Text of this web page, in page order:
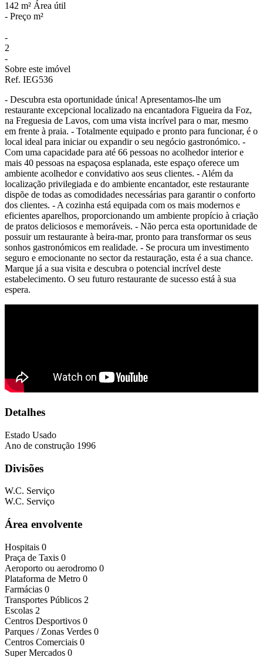
142 m² Área útil
- Preço m²
-
2
-
Sobre este imóvel
Ref. IEG536
- Descubra esta oportunidade única! Apresentamos-lhe um
restaurante excepcional localizado na encantadora Figueira da Foz,
na Freguesia de Lavos, com uma vista incrível para o mar, mesmo
em frente à praia. - Totalmente equipado e pronto para funcionar, é o
local ideal para iniciar ou expandir o seu negócio gastronómico. -
Com uma capacidade para até 66 pessoas no acolhedor interior e
mais 40 pessoas na espaçosa esplanada, este espaço oferece um
ambiente acolhedor e convidativo aos seus clientes. - Além da
localização privilegiada e do ambiente encantador, este restaurante
dispõe de todas as comodidades necessárias para garantir o conforto
dos clientes. - A cozinha está equipada com os mais modernos e
eficientes aparelhos, proporcionando um ambiente propício à criação
de pratos deliciosos e memoráveis. - Não perca esta oportunidade de
possuir um restaurante à beira-mar, pronto para transformar os seus
sonhos gastronómicos em realidade. - Se procura um investimento
seguro e emocionante no sector da restauração, esta é a sua chance.
Marque já a sua visita e descubra o potencial incrível deste
estabelecimento. O seu futuro restaurante de sucesso está à sua
espera.
Detalhes
Estado Usado
Ano de construção 1996
Divisões
W.C. Serviço
W.C. Serviço
Área envolvente
Hospitais 0
Praça de Taxis 0
Aeroporto ou aerodromo 0
Plataforma de Metro 0
Farmácias 0
Transportes Públicos 2
Escolas 2
Centros Desportivos 0
Parques / Zonas Verdes 0
Centros Comerciais 0
Super Mercados 0